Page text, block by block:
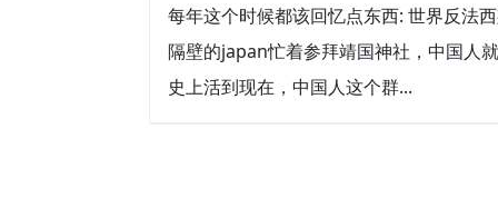
每年这个时候都该回忆点东西: 世界反法
隔壁的japan忙着参拜靖国神社，中国人
史上活到现在，中国人这个群...